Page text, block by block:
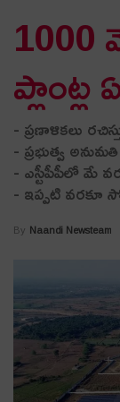
ప్లాంట్ల‌
- ప్ర‌ణాళిక‌లు
- ప్రభుత్వ
- ఎస్టీపీపీలో మే
- ఇప్పటి వరకూ
By Naandi Newsteam